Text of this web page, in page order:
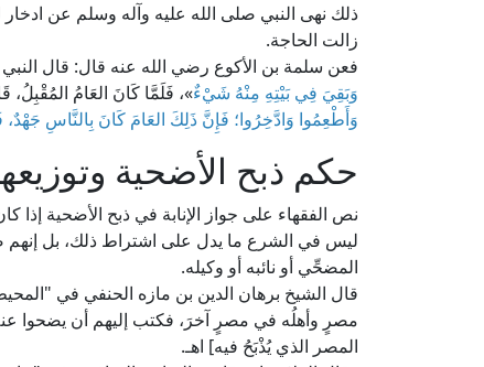
ذلك نهى النبي صلى الله عليه وآله وسلم عن
زالت الحاجة.
فعن سلمة بن الأكوع رضي الله عنه قال: قال
وَبَقِيَ فِي بَيْتِهِ مِنْهُ شَيْءٌ»، فَلَمَّا كَانَ العَامُ
وَأَطْعِمُوا وَادَّخِرُوا؛ فَإِنَّ ذَلِكَ العَامَ كَانَ بِالنَّاسِ جَهْدٌ،
حكم ذبح الأضحية
نص الفقهاء على جواز الإنابة في ذبح الأضحية إذا
ليس في الشرع ما يدل على اشتراط ذلك، بل إنهم
المضحِّي أو نائبه أو وكيله.
مصرٍ وأهلُه في مصرٍ آخرَ، فكتب إليهم أن يضحوا
المصر الذي يُذْبَحُ فيه] اهـ.